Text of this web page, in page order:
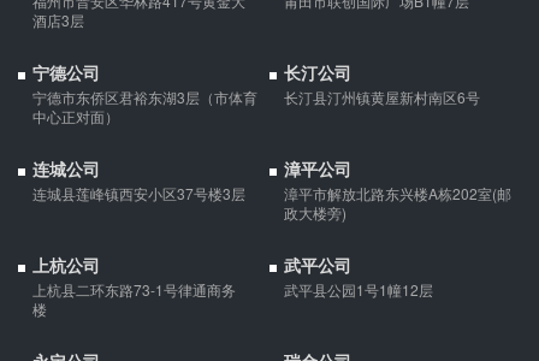
酒店3层
宁德公司
宁德市东侨区君裕东湖3层（市体育
中心正对面）
长汀公司
长汀县汀州镇黄屋新村南区6号
连城公司
连城县莲峰镇西安小区37号楼3层
漳平公司
漳平市解放北路东兴楼A栋202室(邮
政大楼旁)
上杭公司
上杭县二环东路73-1号律通商务
楼
武平公司
武平县公园1号1幢12层